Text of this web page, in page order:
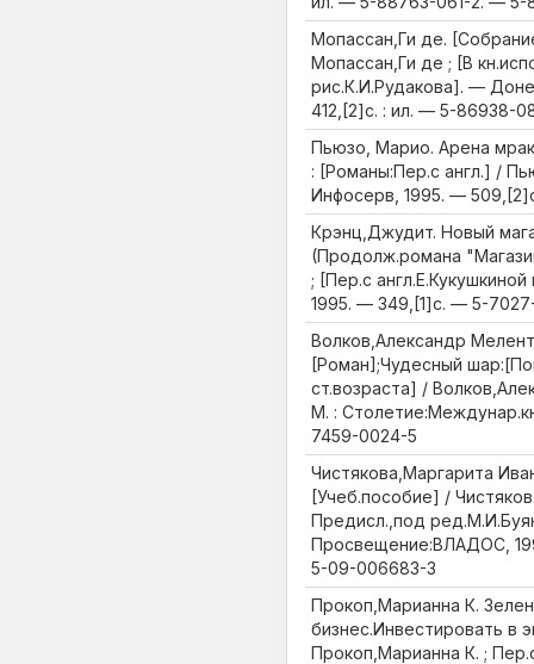
Мопассан,Ги де.
Мопассан,Ги де ; [В
рис.К.И.Рудакова]. —
412,[2]с. : ил. — 5-86938-
Пьюзо, Марио. Арена
: [Романы:Пер.с англ.] /
Инфосерв, 1995. —
Крэнц,Джудит. Новый
(Продолж.романа
; [Пер.с
1995. — 349,[1]с. — 5-
Волков,Александр
[Роман];Чудесный
ст.возраста] /
М. :
7459-0024-5
Чистякова,Маргарита
[Учеб.пособие] /
Предисл.,под
Просвещение:ВЛАДОС,
5-09-006683-3
Прокоп,Марианна К.
бизнес.Инвестировать в
Прокоп,Марианна К. ;